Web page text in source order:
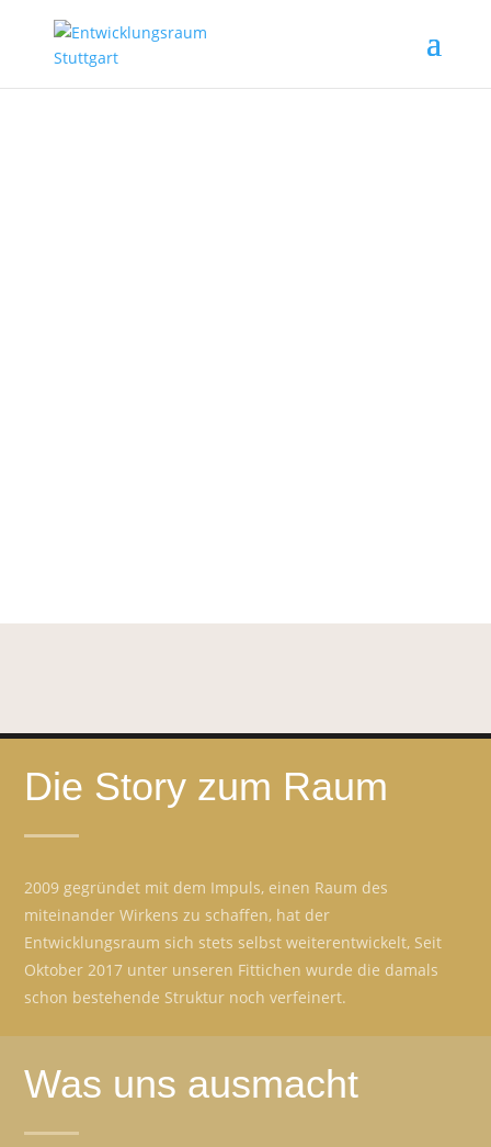
Die Story zum Raum
2009 gegründet mit dem Impuls, einen Raum des
miteinander Wirkens zu schaffen, hat der
Entwicklungsraum sich stets selbst weiterentwickelt, Seit
Oktober 2017 unter unseren Fittichen wurde die damals
schon bestehende Struktur noch verfeinert.
Was uns ausmacht